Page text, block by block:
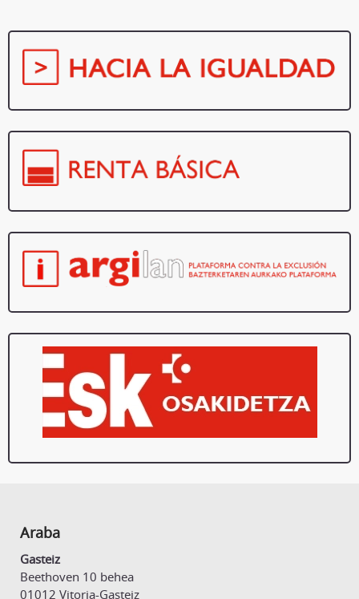
Araba
Gasteiz
Beethoven 10 behea
01012 Vitoria-Gasteiz